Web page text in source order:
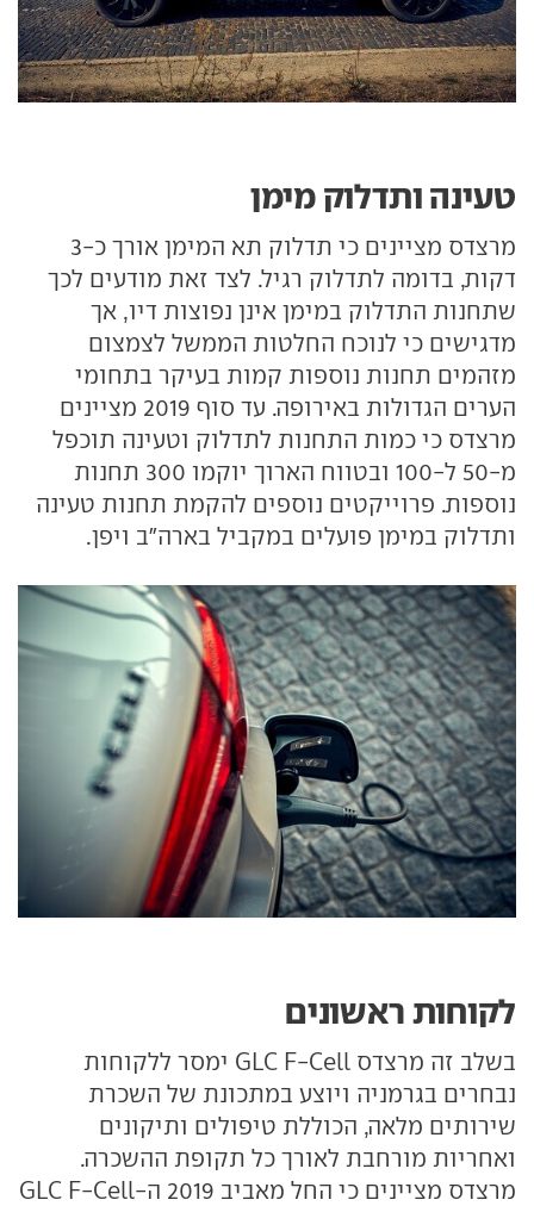
טעינה ותדלוק מימן
מרצדס מציינים כי תדלוק תא המימן אורך כ-3
דקות, בדומה לתדלוק רגיל. לצד זאת מודעים לכך
שתחנות התדלוק במימן אינן נפוצות דיו, אך
מדגישים כי לנוכח החלטות הממשל לצמצום
מזהמים תחנות נוספות קמות בעיקר בתחומי
הערים הגדולות באירופה. עד סוף 2019 מציינים
מרצדס כי כמות התחנות לתדלוק וטעינה תוכפל
מ-50 ל-100 ובטווח הארוך יוקמו 300 תחנות
נוספות. פרוייקטים נוספים להקמת תחנות טעינה
ותדלוק במימן פועלים במקביל בארה"ב ויפן.
לקוחות ראשונים
בשלב זה מרצדס GLC F-Cell ימסר ללקוחות
נבחרים בגרמניה ויוצע במתכונת של השכרת
שירותים מלאה, הכוללת טיפולים ותיקונים
ואחריות מורחבת לאורך כל תקופת ההשכרה.
מרצדס מציינים כי החל מאביב 2019 ה-GLC F-Cell